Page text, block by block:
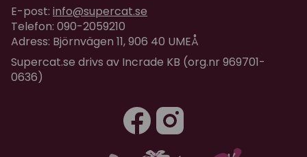
E-post: info@supercat.se
Telefon: 090-2059210
Adress: Björnvägen 11, 906 40 UMEÅ
Supercat.se drivs av Incrade KB (org.nr 969701-
0636)